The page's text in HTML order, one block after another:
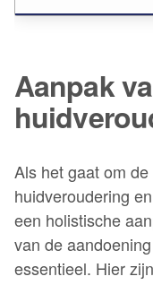
Aanpak
Als het gaat om
huidveroudering
een holistische
van de
essentieel. Hier